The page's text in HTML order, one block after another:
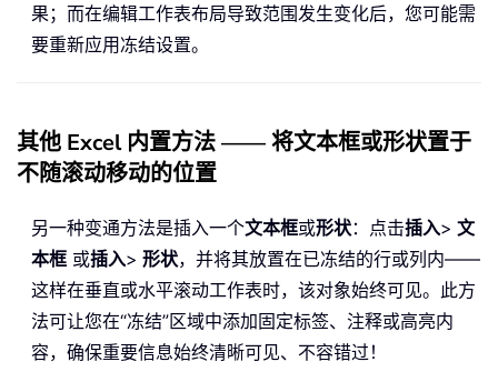
果；而在编辑工作表布局导致范围发生变化后，您可能需
要重新应用冻结设置。
其他 Excel 内置方法 —— 将文本框或形状置于
不随滚动移动的位置
另一种变通方法是插入一个文本框或形状：点击插入> 文
本框 或插入> 形状，并将其放置在已冻结的行或列内——
这样在垂直或水平滚动工作表时，该对象始终可见。此方
法可让您在“冻结”区域中添加固定标签、注释或高亮内
容，确保重要信息始终清晰可见、不容错过！